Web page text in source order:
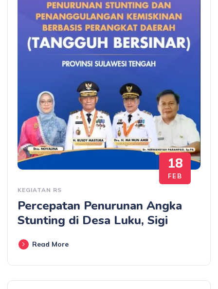
18
FEB
KEGIATAN RS
Percepatan Penurunan Angka
Stunting di Desa Luku, Sigi
Read More